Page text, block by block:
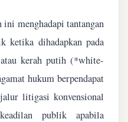
menghadapi tantangan
ketika dihadapkan pada
kerah putih (*white-
hukum berpendapat
litigasi konvensional
publik apabila